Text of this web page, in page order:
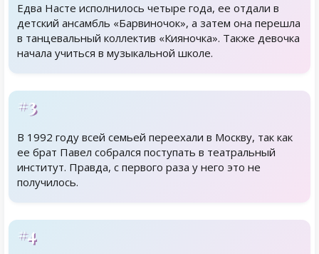
Едва Насте исполнилось четыре года, ее отдали в
детский ансамбль «Барвиночок», а затем она перешла
в танцевальный коллектив «Кияночка». Также девочка
начала учиться в музыкальной школе.
#3
В 1992 году всей семьей переехали в Москву, так как
ее брат Павел собрался поступать в театральный
институт. Правда, с первого раза у него это не
получилось.
#4